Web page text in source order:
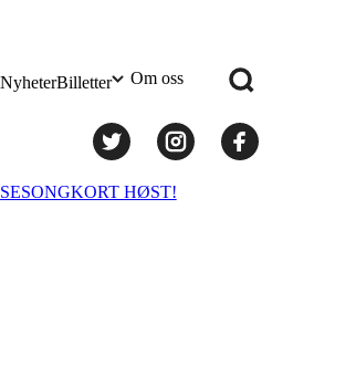
NyheterBilletter Om oss
SESONGKORT HØST!